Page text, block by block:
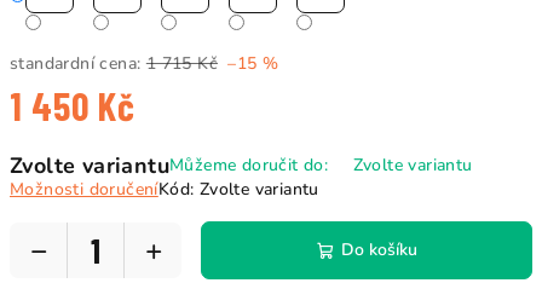
standardní cena: 1 715 Kč –15 %
1 450 Kč
cena:
Zvolte variantuMůžeme doručit do:
Zvolte variantu
Možnosti doručeníKód: Zvolte variantu
+
− Do košíku